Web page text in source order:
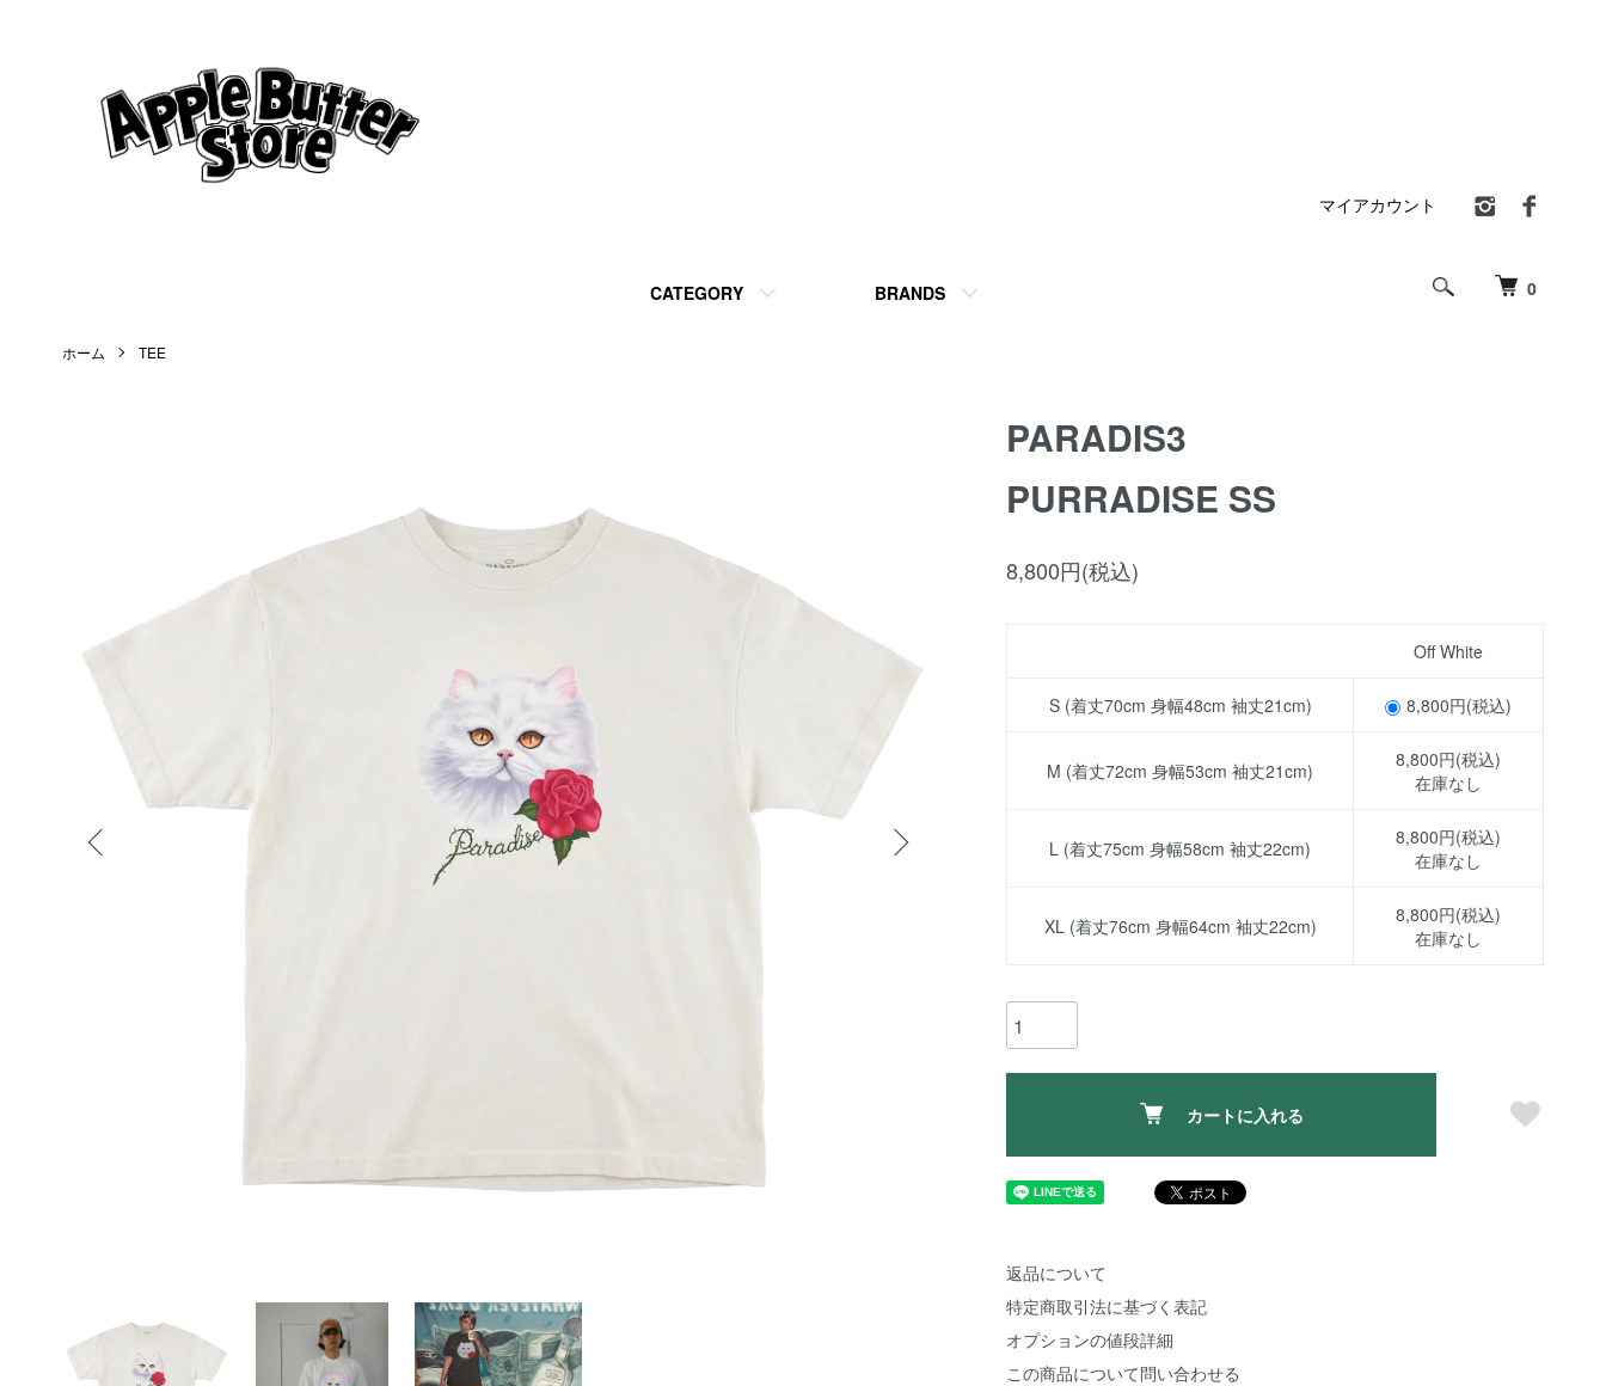
0
CATEGORY BRANDS
マイアカウント
ホーム TEE
PARADIS3
PURRADISE SS
8,800円(税込)
Off White
S (着丈70cm 身幅48cm 袖丈21cm) 8,800円(税込)
M (着丈72cm 身幅53cm 袖丈21cm)
8,800円(税込)
在庫なし
L (着丈75cm 身幅58cm 袖丈22cm)
8,800円(税込)
在庫なし
XL (着丈76cm 身幅64cm 袖丈22cm)
8,800円(税込)
在庫なし
カートに入れる
返品について
特定商取引法に基づく表記
オプションの値段詳細
この商品について問い合わせる